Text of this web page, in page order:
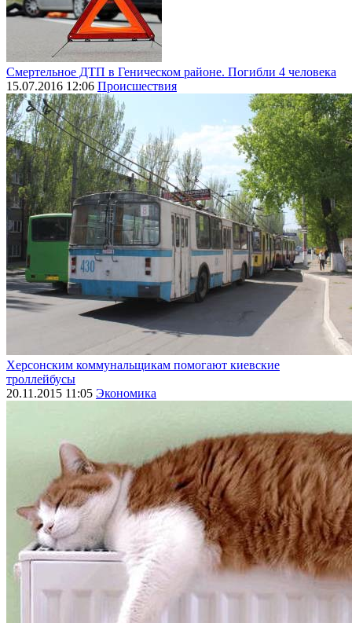
Смертельное ДТП в Геническом районе. Погибли 4 человека
15.07.2016 12:06 Происшествия
Херсонским коммунальщикам помогают киевские
троллейбусы
20.11.2015 11:05 Экономика